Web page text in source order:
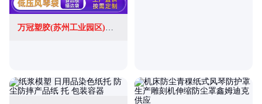
万冠塑胶(苏州工业园区)有限公司